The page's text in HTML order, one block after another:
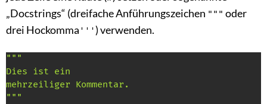
„Docstrings“ (dreifache Anführungszeichen """ oder
drei Hockomma ''') verwenden.
"""
Dies ist ein
mehrzeiliger Kommentar.
"""